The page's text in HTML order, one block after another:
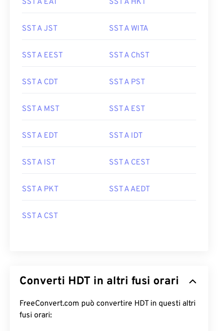
SST A EAT SST A HKT
SST A JST SST A WITA
SST A EEST SST A ChST
SST A CDT SST A PST
SST A MST SST A EST
SST A EDT SST A IDT
SST A IST SST A CEST
SST A PKT SST A AEDT
SST A CST
Converti HDT in altri fusi orari
FreeConvert.com può convertire HDT in questi altri
fusi orari: